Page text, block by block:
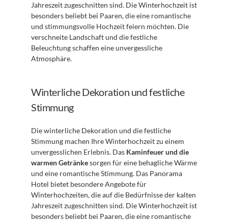
Jahreszeit zugeschnitten sind. Die Winterhochzeit ist
besonders beliebt bei Paaren, die eine romantische
und stimmungsvolle Hochzeit feiern möchten. Die
verschneite Landschaft und die festliche
Beleuchtung schaffen eine unvergessliche
Atmosphäre.
Winterliche Dekoration und festliche
Stimmung
Die winterliche Dekoration und die festliche
Stimmung machen Ihre Winterhochzeit zu einem
unvergesslichen Erlebnis. Das Kaminfeuer und die
warmen Getränke sorgen für eine behagliche Wärme
und eine romantische Stimmung. Das Panorama
Hotel bietet besondere Angebote für
Winterhochzeiten, die auf die Bedürfnisse der kalten
Jahreszeit zugeschnitten sind. Die Winterhochzeit ist
besonders beliebt bei Paaren, die eine romantische